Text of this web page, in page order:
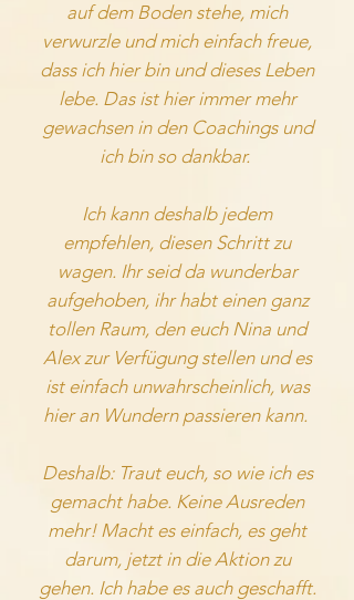
auf dem Boden stehe, mich
verwurzle und mich einfach freue,
dass ich hier bin und dieses Leben
lebe. Das ist hier immer mehr
gewachsen in den Coachings und
ich bin so dankbar.
Ich kann deshalb jedem
empfehlen, diesen Schritt zu
wagen. Ihr seid da wunderbar
aufgehoben, ihr habt einen ganz
tollen Raum, den euch Nina und
Alex zur Verfügung stellen und es
ist einfach unwahrscheinlich, was
hier an Wundern passieren kann.
Deshalb: Traut euch, so wie ich es
gemacht habe. Keine Ausreden
mehr! Macht es einfach, es geht
darum, jetzt in die Aktion zu
gehen. Ich habe es auch geschafft.